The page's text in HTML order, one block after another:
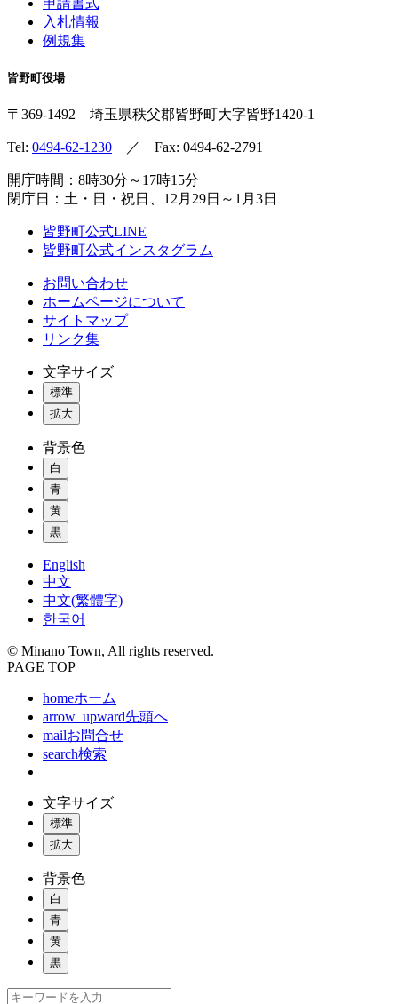
入札情報
例規集
皆野町役場
〒369-1492 埼玉県秩父郡皆野町大字皆野1420-1
Tel: 0494-62-1230 ／ Fax: 0494-62-2791
開庁時間：8時30分～17時15分
閉庁日：土・日・祝日、12月29日～1月3日
皆野町公式LINE
皆野町公式インスタグラム
お問い合わせ
ホームページについて
サイトマップ
リンク集
文字サイズ
標準
拡大
背景色
白
青
黄
黒
English
中文
中文(繁體字)
한국어
© Minano Town, All rights reserved.
PAGE TOP
homeホーム
arrow_upward先頭へ
mailお問合せ
search検索
文字サイズ
標準
拡大
背景色
白
青
黄
黒